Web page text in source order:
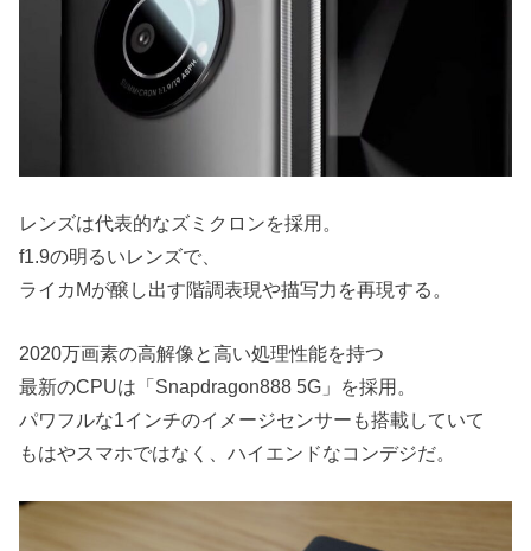
レンズは代表的なズミクロンを採用。
f1.9の明るいレンズで、
ライカMが醸し出す階調表現や描写力を再現する。
2020万画素の高解像と高い処理性能を持つ
最新のCPUは「Snapdragon888 5G」を採用。
パワフルな1インチのイメージセンサーも搭載していて
もはやスマホではなく、ハイエンドなコンデジだ。